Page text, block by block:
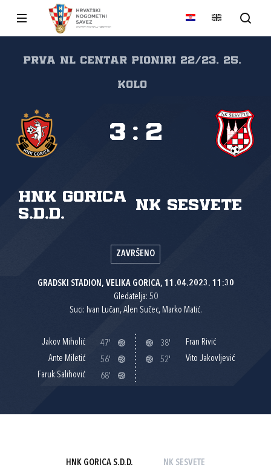
Prva NL Centar pioniri 22/23, 25.
kolo
HNK Gorica
s.d.d.
NK Sesvete
3 : 2
ZAVRŠENO
GRADSKI STADION, VELIKA GORICA, 11.04.2023. 11:30
Gledatelja: 50
Suci: Ivan Lučan, Alen Sučec, Marko Matić.
Jakov Miholić
47'
Ante Miletić
56'
Faruk Salihović
68'
38'
Fran Rivić
52'
Vito Jakovljević
HNK GORICA S.D.D. NK SESVETE